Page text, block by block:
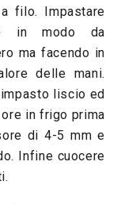
filo. Impastare
in modo da
ma facendo in
delle mani.
liscio ed
in frigo prima
di 4-5 mm e
Infine cuocere